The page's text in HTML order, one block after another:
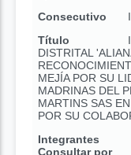
Consecutivo
Título
DISTRITAL
MEJÍA POR SU
MADRINAS DEL
MARTINS SAS
POR SU
Integrantes
Consultar por